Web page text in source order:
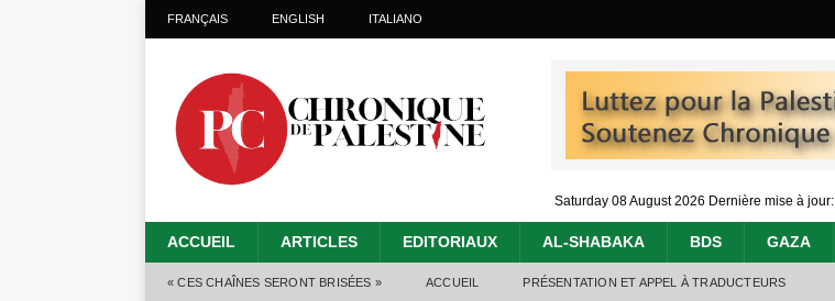
FRANÇAIS ENGLISH ITALIANO
Saturday 08 August 2026 Dernière mise à jour:
ACCUEIL ARTICLES EDITORIAUX AL-SHABAKA BDS GAZA
« CES CHAÎNES SERONT BRISÉES » ACCUEIL PRÉSENTATION ET APPEL À TRADUCTEURS